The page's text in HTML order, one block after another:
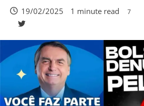
19/02/2025 1 minute read 7